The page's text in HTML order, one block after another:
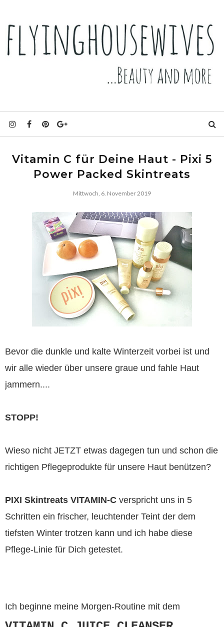
Vitamin C für Deine Haut - Pixi 5
Power Packed Skintreats
Mittwoch, 6. November 2019
Bevor die dunkle und kalte Winterzeit vorbei ist und
wir alle wieder über unsere graue und fahle Haut
jammern....
STOPP!
Wieso nicht JETZT etwas dagegen tun und schon die
richtigen Pflegeprodukte für unsere Haut benützen?
PIXI Skintreats VITAMIN-C verspricht uns in 5
Schritten ein frischer, leuchtender Teint der dem
tiefsten Winter trotzen kann und ich habe diese
Pflege-Linie für Dich getestet.
Ich beginne meine Morgen-Routine mit dem